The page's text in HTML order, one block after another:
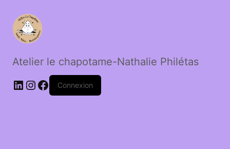
Atelier le chapotame-Nathalie Philétas
LinkedIn
Instagram
Facebook
Connexion